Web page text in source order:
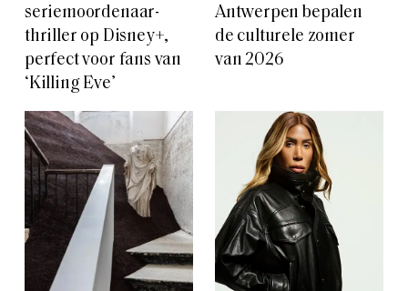
seriemoordenaar-
thriller op Disney+,
perfect voor fans van
‘Killing Eve’
Antwerpen bepalen
de culturele zomer
van 2026